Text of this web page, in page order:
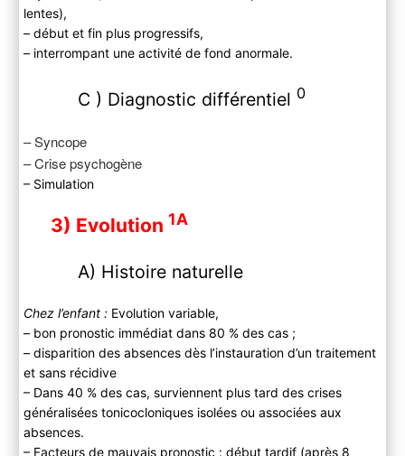
lentes),
– début et fin plus progressifs,
– interrompant une activité de fond anormale.
C ) Diagnostic différentiel 0
– Syncope
– Crise psychogène
– Simulation
3) Evolution 1A
A) Histoire naturelle
Chez l’enfant : Evolution variable,
– bon pronostic immédiat dans 80 % des cas ;
– disparition des absences dès l’instauration d’un traitement
et sans récidive
– Dans 40 % des cas, surviennent plus tard des crises
généralisées tonicocloniques isolées ou associées aux
absences.
– Facteurs de mauvais pronostic : début tardif (après 8